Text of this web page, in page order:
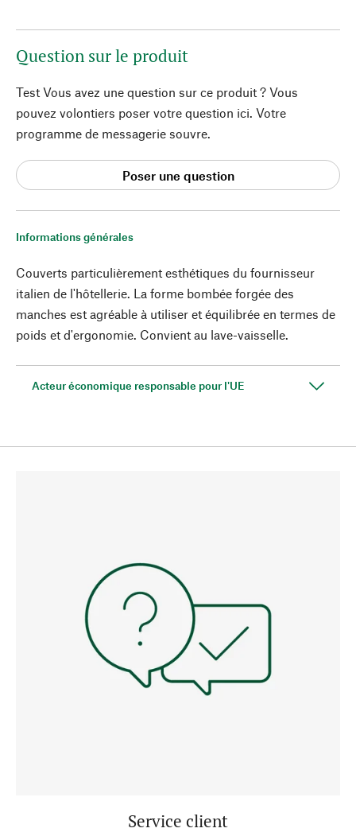
Informations générales
Couverts particulièrement esthétiques du fournisseur
italien de l'hôtellerie. La forme bombée forgée des
manches est agréable à utiliser et équilibrée en termes de
poids et d'ergonomie. Convient au lave-vaisselle.
Acteur économique responsable pour l'UE
Question sur le produit
Test Vous avez une question sur ce produit ? Vous
pouvez volontiers poser votre question ici. Votre
programme de messagerie souvre.
Poser une question
Service client